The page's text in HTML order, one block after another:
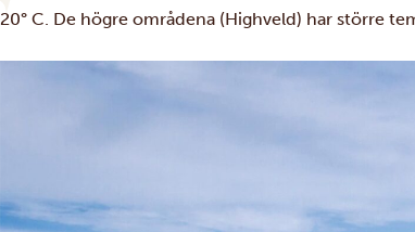
20° C. De högre områdena (Highveld) har större